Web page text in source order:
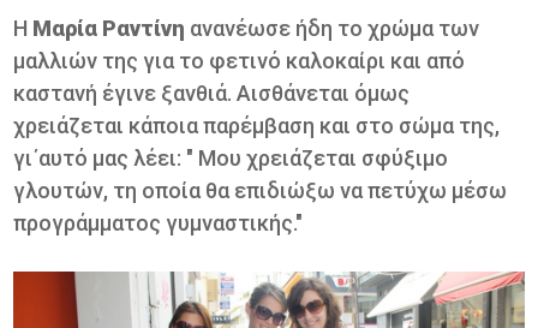
Η Μαρία Ραντίνη ανανέωσε ήδη το χρώμα των
μαλλιών της για το φετινό καλοκαίρι και από
καστανή έγινε ξανθιά. Αισθάνεται όμως
χρειάζεται κάποια παρέμβαση και στο σώμα της,
γι΄αυτό μας λέει: " Μου χρειάζεται σφύξιμο
γλουτών, τη οποία θα επιδιώξω να πετύχω μέσω
προγράμματος γυμναστικής."